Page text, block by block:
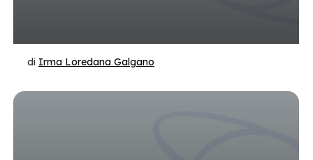
di Irma Loredana Galgano